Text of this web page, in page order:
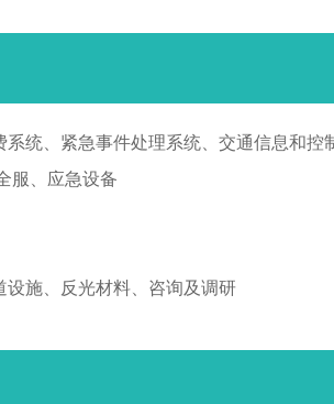
统、紧急事件处理系统、交通信息和控
服、应急设备
施、反光材料、咨询及调研